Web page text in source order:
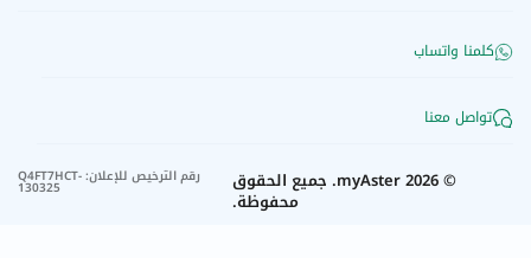
كلمنا واتساب
تواصل معنا
©
2026
myAster. جميع الحقوق
محفوظة.
رقم الترخيص للإعلان:
Q4FT7HCT-
130325